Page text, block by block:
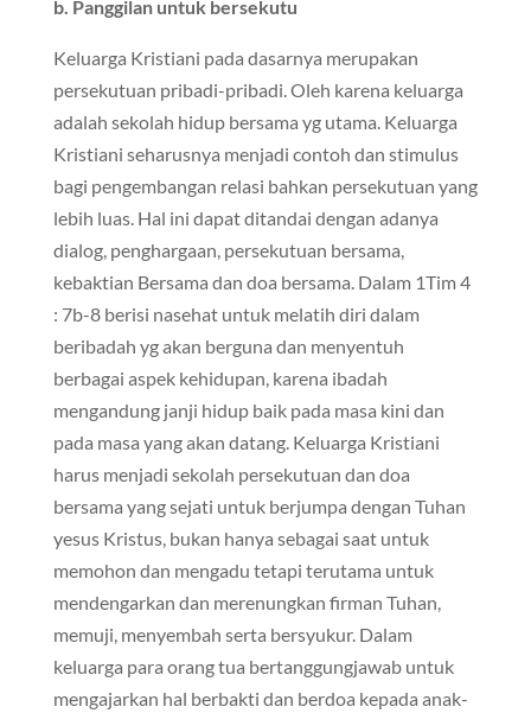
b. Panggilan untuk bersekutu
Keluarga Kristiani pada dasarnya merupakan
persekutuan pribadi-pribadi. Oleh karena keluarga
adalah sekolah hidup bersama yg utama. Keluarga
Kristiani seharusnya menjadi contoh dan stimulus
bagi pengembangan relasi bahkan persekutuan yang
lebih luas. Hal ini dapat ditandai dengan adanya
dialog, penghargaan, persekutuan bersama,
kebaktian Bersama dan doa bersama. Dalam 1Tim 4
: 7b-8 berisi nasehat untuk melatih diri dalam
beribadah yg akan berguna dan menyentuh
berbagai aspek kehidupan, karena ibadah
mengandung janji hidup baik pada masa kini dan
pada masa yang akan datang. Keluarga Kristiani
harus menjadi sekolah persekutuan dan doa
bersama yang sejati untuk berjumpa dengan Tuhan
yesus Kristus, bukan hanya sebagai saat untuk
memohon dan mengadu tetapi terutama untuk
mendengarkan dan merenungkan firman Tuhan,
memuji, menyembah serta bersyukur. Dalam
keluarga para orang tua bertanggungjawab untuk
mengajarkan hal berbakti dan berdoa kepada anak-